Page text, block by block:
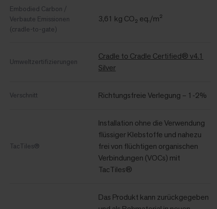
Embodied Carbon /
Verbaute Emissionen
(cradle-to-gate)
3,61 kg CO₂ eq./m²
Umweltzertifizierungen
Cradle to Cradle Certified® v4.1
Silver
Verschnitt Richtungsfreie Verlegung – 1-2%
TacTiles®
Installation ohne die Verwendung
flüssiger Klebstoffe und nahezu
frei von flüchtigen organischen
Verbindungen (VOCs) mit
TacTiles®
Das Produkt kann zurückgegeben